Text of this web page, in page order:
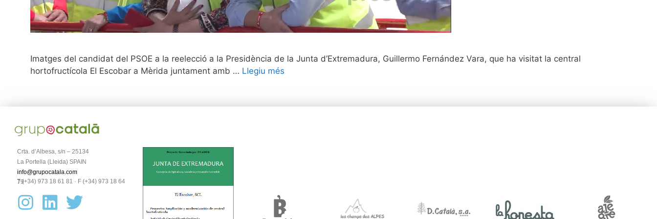
Imatges del candidat del PSOE a la reelecció a la Presidència de la Junta d’Extremadura, Guillermo Fernández Vara, que ha visitat la central
hortofructícola El Escobar a Mèrida juntament amb … Llegiu més
Crta. d’Albesa, s/n – 25134
La Portella (Lleida) SPAIN
info@grupocatala.com
T (+34) 973 18 61 81 · F (+34) 973 18 64 79